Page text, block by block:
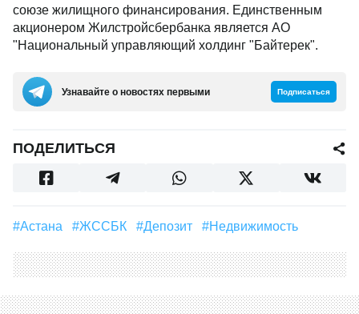
союзе жилищного финансирования. Единственным
акционером Жилстройсбербанка является АО
"Национальный управляющий холдинг "Байтерек".
Узнавайте о новостях первыми Подписаться
ПОДЕЛИТЬСЯ
#Астана #ЖССБК #депозит #Недвижимость